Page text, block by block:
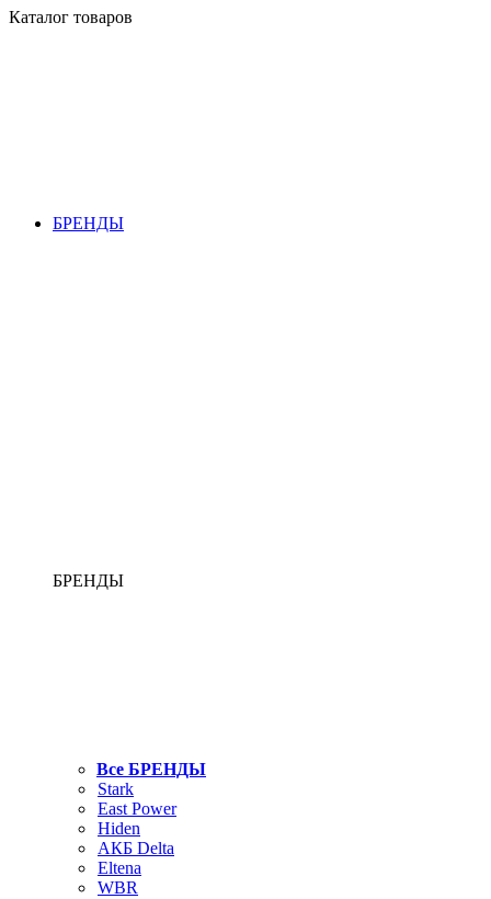
Каталог товаров
БРЕНДЫ
БРЕНДЫ
Все БРЕНДЫ
Stark
East Power
Hiden
АКБ Delta
Eltena
WBR